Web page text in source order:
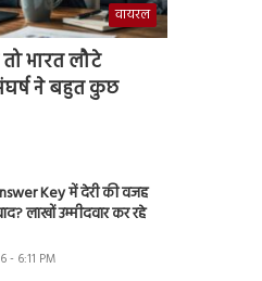
वायरल
भारत लौटे
ने बहुत कुछ
Key में देरी की वजह
लाखों उम्मीदवार कर रहे
- 6:11 PM